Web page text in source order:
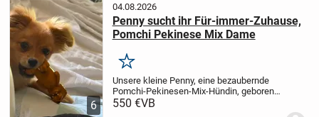
6
04.08.2026
Penny sucht ihr Für-immer-Zuhause,
Pomchi Pekinese Mix Dame
Merken
Unsere kleine Penny, eine bezaubernde
Pomchi-Pekinesen-Mix-Hündin, geboren
am 02.03., sucht ein liebevolles Zuhause.
550 €VB